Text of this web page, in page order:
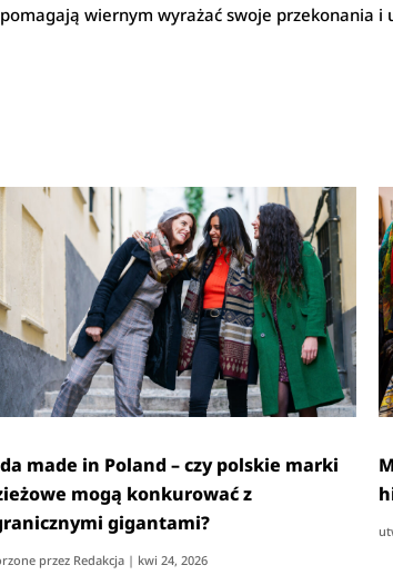
wiernym wyrażać swoje przekonania i
made in Poland – czy polskie marki
mogą konkurować z
gigantami?
przez Redakcja | kwi 24, 2026